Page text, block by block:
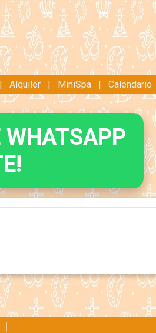
Alquiler | MiniSpa | Calendario
WHATSAPP
|